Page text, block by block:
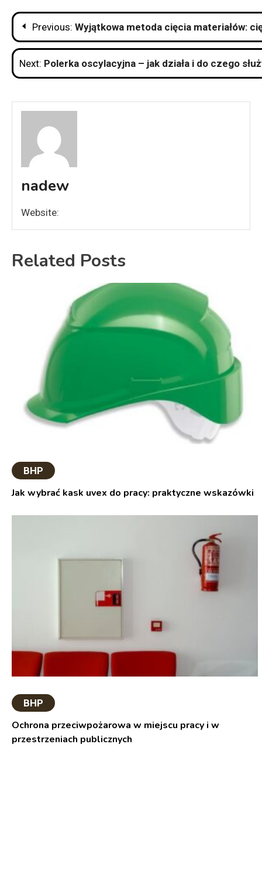
Nawigacja
wpisu
Previous: Wyjątkowa metoda cięcia materiałów:
Next: Polerka oscylacyjna – jak działa i do czego
nadew
Website:
Related Posts
BHP
Jak wybrać kask uvex do pracy: praktyczne wskazówki
BHP
Ochrona przeciwpożarowa w miejscu pracy i w
przestrzeniach publicznych